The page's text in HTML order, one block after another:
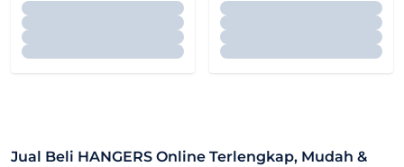
Jual Beli HANGERS Online Terlengkap, Mudah &